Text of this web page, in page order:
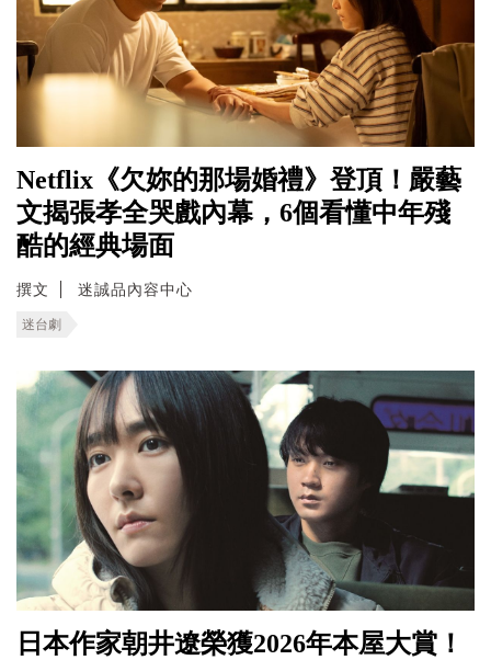
Netflix《欠妳的那場婚禮》登頂！嚴藝
文揭張孝全哭戲內幕，6個看懂中年殘
酷的經典場面
撰文 迷誠品內容中心
迷台劇
日本作家朝井遼榮獲2026年本屋大賞！